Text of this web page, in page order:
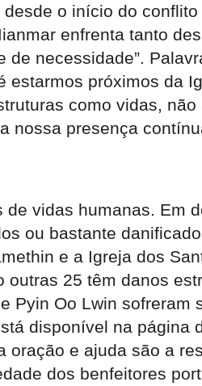
o início do
enfrenta tanto
necessidade”.
próximos da
como vidas,
nossa presença
vidas humanas. Em
ou bastante
e a Igreja dos
25 têm danos
Oo Lwin sofreram
disponível na página
oração e ajuda são a
dos benfeitores